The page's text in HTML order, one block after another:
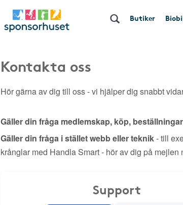
Butiker
Kontakta oss
Hör gärna av dig till oss - vi hjälper dig snabbt
Gäller din fråga medlemskap, köp,
Gäller din fråga i stället webb eller teknik- till
krånglar med Handla Smart - hör av dig på mejlen
Support